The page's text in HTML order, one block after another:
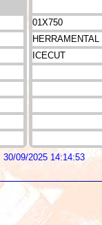
01X750
HERRAMENTAL
ICECUT
09/2025 14:14:53